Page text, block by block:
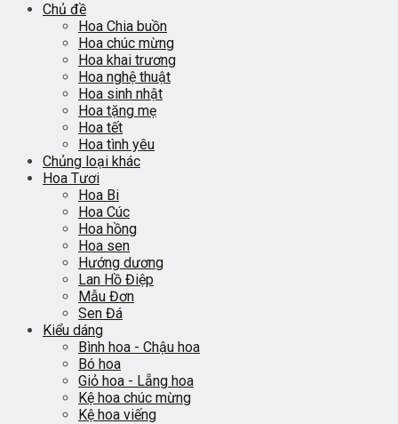
Chủ đề
Hoa Chia buồn
Hoa chúc mừng
Hoa khai trương
Hoa nghệ thuật
Hoa sinh nhật
Hoa tặng mẹ
Hoa tết
Hoa tình yêu
Chủng loại khác
Hoa Tươi
Hoa Bi
Hoa Cúc
Hoa hồng
Hoa sen
Hướng dương
Lan Hồ Điệp
Mẫu Đơn
Sen Đá
Kiểu dáng
Bình hoa - Chậu hoa
Bó hoa
Giỏ hoa - Lẵng hoa
Kệ hoa chúc mừng
Kệ hoa viếng